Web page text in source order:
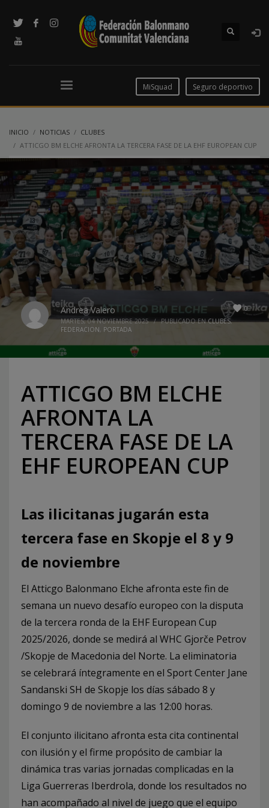
MiSquad Seguro deportivo
INICIO NOTICIAS
CLUBES
ATTICGO BM ELCHE AFRONTA LA TERCERA FASE DE LA EHF EUROPEAN CUP
0
Andrea Valero
MARTES, 04 NOVIEMBRE 2025 / PUBLICADO ENCLUBES,
FEDERACION, PORTADA
ATTICGO BM ELCHE
AFRONTA LA
TERCERA FASE DE LA
EHF EUROPEAN CUP
Las ilicitanas jugarán esta
tercera fase en Skopje el 8 y 9
de noviembre
El Atticgo Balonmano Elche afronta este fin de
semana un nuevo desafío europeo con la disputa
de la tercera ronda de la EHF European Cup
2025/2026, donde se medirá al WHC Gjorče Petrov
/Skopje de Macedonia del Norte. La eliminatoria
se celebrará íntegramente en el Sport Center Jane
Sandanski SH de Skopje los días sábado 8 y
domingo 9 de noviembre a las 12:00 horas.
El conjunto ilicitano afronta esta cita continental
con ilusión y el firme propósito de cambiar la
dinámica tras varias jornadas complicadas en la
Liga Guerreras Iberdrola, donde los resultados no
han acompañado al nivel de juego que el equipo